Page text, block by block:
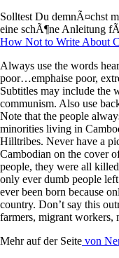
Solltest Du demnÃ¤chst
eine schÃ¶ne Anleitung
How Not to Write About
Always use the words
poor…emphaise poor,
Subtitles may include the
communism. Also use
Note that the people
minorities living in
Hilltribes. Never have a
Cambodian on the cover
people, they were all
only ever dumb people
ever been born because
country. Don’t say this
farmers, migrant workers,
Mehr auf der Seite von